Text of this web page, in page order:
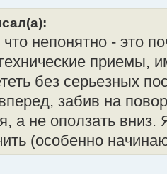
непонятно - это
приемы,
без серьезных
забив на
а не оползать
(особенно